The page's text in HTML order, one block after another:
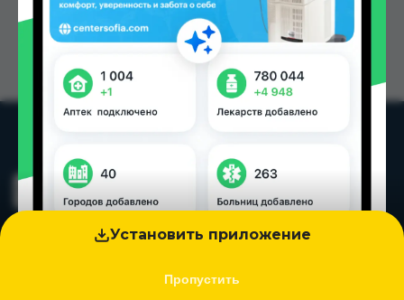
Установить приложение
Пропустить